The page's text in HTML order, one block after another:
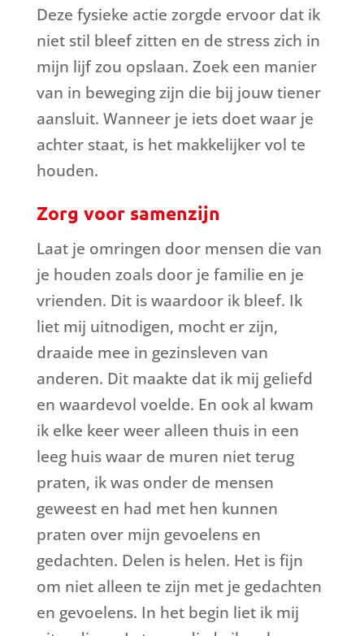
Deze fysieke actie zorgde ervoor dat ik
niet stil bleef zitten en de stress zich in
mijn lijf zou opslaan. Zoek een manier
van in beweging zijn die bij jouw tiener
aansluit. Wanneer je iets doet waar je
achter staat, is het makkelijker vol te
houden.
Zorg voor samenzijn
Laat je omringen door mensen die van
je houden zoals door je familie en je
vrienden. Dit is waardoor ik bleef. Ik
liet mij uitnodigen, mocht er zijn,
draaide mee in gezinsleven van
anderen. Dit maakte dat ik mij geliefd
en waardevol voelde. En ook al kwam
ik elke keer weer alleen thuis in een
leeg huis waar de muren niet terug
praten, ik was onder de mensen
geweest en had met hen kunnen
praten over mijn gevoelens en
gedachten. Delen is helen. Het is fijn
om niet alleen te zijn met je gedachten
en gevoelens. In het begin liet ik mij